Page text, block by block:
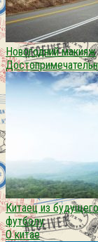
Новогодний макияж
Китаец из
футболу
О китае